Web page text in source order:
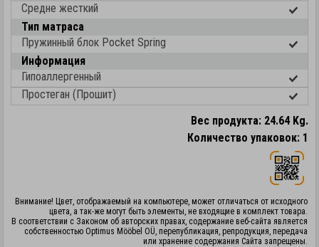
Средне жесткий
Тип матраса
Пружинный блок Pocket Spring
Информация
Гипоаллергенный
Простеган (Прошит)
Вес продукта: 24.64 Kg.
Количество упаковок: 1
Внимание! Цвет, отображаемый на компьютере, может отличаться от исходного
цвета, а так-же могут быть элементы, не входящие в комплект товара.
В соответствии с Законом об авторских правах, содержание веб-сайта является
собственностью Optimus Mööbel OÜ, перепубликация, репродукция, передача
или хранение содержания Сайта запрещены.